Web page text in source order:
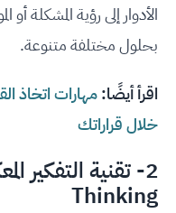
الأدوار إلى رؤية المشكلة
بحلول مختلفة متنوعة.
اقرأ أيضًا:مهارات اتخاذ
خلال قراراتك
Thinking